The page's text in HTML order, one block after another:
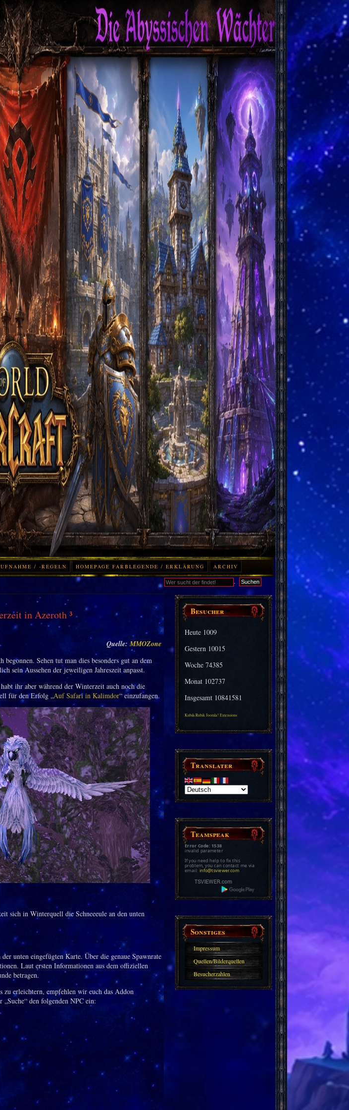
/ -REGELN HOMEPAGE FARBLEGENDE / ERKLÄRUNG ARCHIV
. Suchen
Besucher
Heute 1009
Gestern 10015
Woche74385
Monat 102737
Insgesamt 10841581
Kubik-Rubik Joomla! Extensions
Translater
Teamspeak
Error Code: 1538
invalid parameter
If you need help to fix this
problem, you can contact me via
email: info@tsviewer.com
Sonstiges
Impressum
Quellen/Bilderquellen
Besucherzahlen
in Azeroth ³
Quelle:MMOZone
Sehen tut man dies besonders gut an dem
sein Aussehen der jeweiligen Jahreszeit anpasst.
ihr aber während der Winterzeit auch noch die
für den Erfolg „Auf Safari in Kalimdor“ einzufangen.
sich in Winterquell die Schneeeule an den unten
unten eingefügten Karte. Über die genaue Spawnrate
Laut ersten Informationen aus dem offiziellen
betragen.
zu erleichtern, empfehlen wir euch das Addon
den folgenden NPC ein: